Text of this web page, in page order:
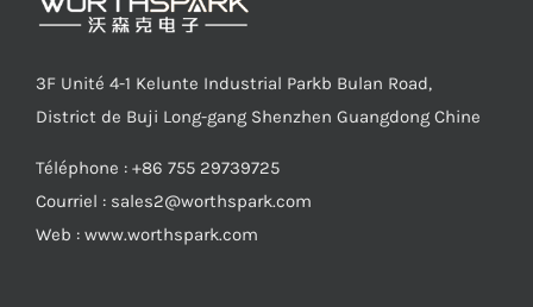
3F Unité 4-1 Kelunte Industrial Parkb Bulan Road,
District de Buji Long-gang Shenzhen Guangdong Chine
Téléphone : +86 755 29739725
Courriel : sales2@worthspark.com
Web : www.worthspark.com